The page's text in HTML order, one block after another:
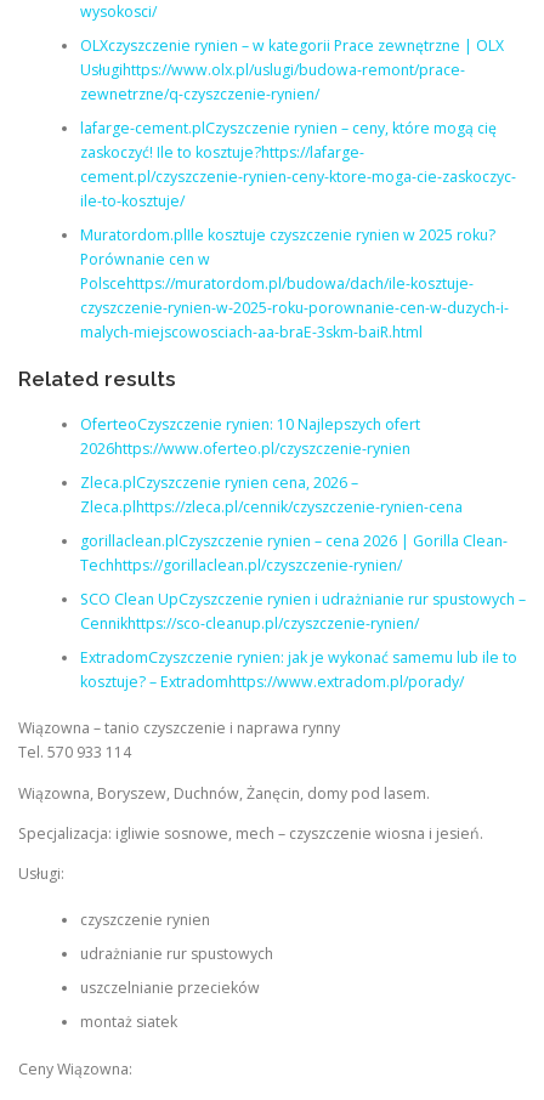
wysokosci/
OLXczyszczenie rynien – w kategorii Prace zewnętrzne | OLX
Usługihttps://www.olx.pl/uslugi/budowa-remont/prace-
zewnetrzne/q-czyszczenie-rynien/
lafarge-cement.plCzyszczenie rynien – ceny, które mogą cię
zaskoczyć! Ile to kosztuje?https://lafarge-
cement.pl/czyszczenie-rynien-ceny-ktore-moga-cie-zaskoczyc-
ile-to-kosztuje/
Muratordom.plIle kosztuje czyszczenie rynien w 2025 roku?
Porównanie cen w
Polscehttps://muratordom.pl/budowa/dach/ile-kosztuje-
czyszczenie-rynien-w-2025-roku-porownanie-cen-w-duzych-i-
malych-miejscowosciach-aa-braE-3skm-baiR.html
Related results
OferteoCzyszczenie rynien: 10 Najlepszych ofert
2026https://www.oferteo.pl/czyszczenie-rynien
Zleca.plCzyszczenie rynien cena, 2026 –
Zleca.plhttps://zleca.pl/cennik/czyszczenie-rynien-cena
gorillaclean.plCzyszczenie rynien – cena 2026 | Gorilla Clean-
Techhttps://gorillaclean.pl/czyszczenie-rynien/
SCO Clean UpCzyszczenie rynien i udrażnianie rur spustowych –
Cennikhttps://sco-cleanup.pl/czyszczenie-rynien/
ExtradomCzyszczenie rynien: jak je wykonać samemu lub ile to
kosztuje? – Extradomhttps://www.extradom.pl/porady/
Wiązowna – tanio czyszczenie i naprawa rynny
Tel. 570 933 114
Wiązowna, Boryszew, Duchnów, Żanęcin, domy pod lasem.
Specjalizacja: igliwie sosnowe, mech – czyszczenie wiosna i jesień.
Usługi:
czyszczenie rynien
udrażnianie rur spustowych
uszczelnianie przecieków
montaż siatek
Ceny Wiązowna: